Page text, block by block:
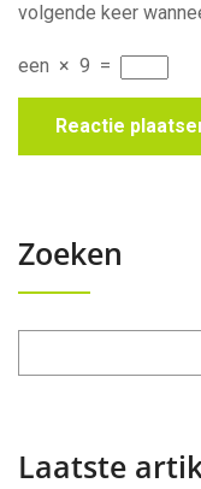
volgende keer
een × 9 =
Zoeken
Laatste